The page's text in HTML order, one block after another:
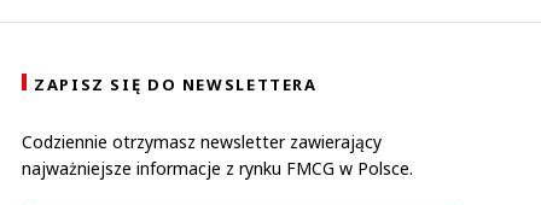
ZAPISZ SIĘ DO NEWSLETTERA
Codziennie otrzymasz newsletter zawierający
najważniejsze informacje z rynku FMCG w Polsce.